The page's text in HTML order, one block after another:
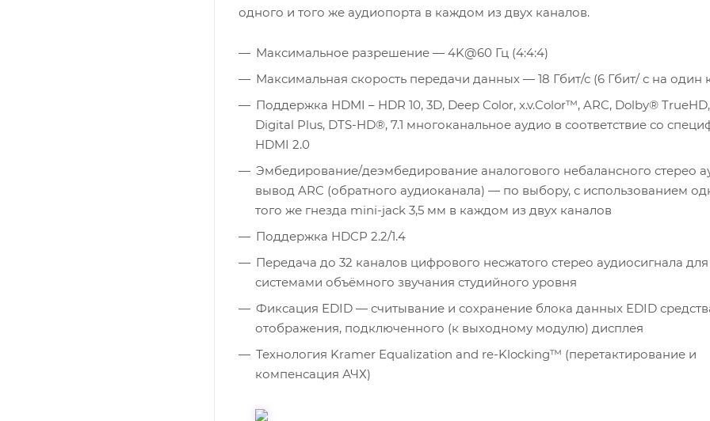
одного и того же аудиопорта в каждом из двух каналов.
Максимальное разрешение — 4K@60 Гц (4:4:4)
Максимальная скорость передачи данных — 18 Гбит/с (6 Гбит/ с на один
Поддержка HDMI – HDR 10, 3D, Deep Color, x.v.Color™, ARC, Dolby®
Digital Plus, DTS-HD®, 7.1 многоканальное аудио в соответствие со
HDMI 2.0
Эмбедирование/деэмбедирование аналогового небалансного стерео
вывод ARC (обратного аудиоканала) — по выбору, с использованием
того же гнезда mini-jack 3,5 мм в каждом из двух каналов
Поддержка HDCP 2.2/1.4
Передача до 32 каналов цифрового несжатого стерео аудиосигнала
системами объёмного звучания студийного уровня
Фиксация EDID — считывание и сохранение блока данных EDID
отображения, подключенного (к выходному модулю) дисплея
Технология Kramer Equalization and re-Klocking™ (перетактирование и
компенсация АЧХ)